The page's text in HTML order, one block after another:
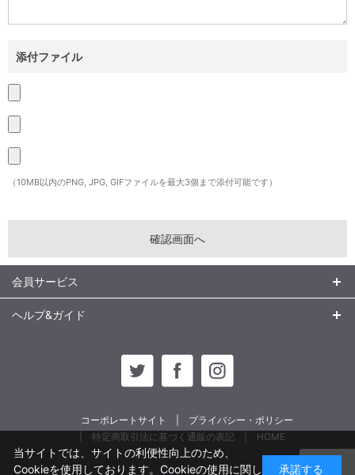
添付ファイル
（10MB以内のPNG, JPG, GIFファイルを最大3個まで添付可能です）
会員サービス
ヘルプ&ガイド
コーポレートサイト
プライバシー・ポリシー
特定商取引法に基づく通販の表記
HOME
当サイトでは、サイトの利便性向上のため、
Cookieを使用しております。Cookieの使用に関し
承諾する